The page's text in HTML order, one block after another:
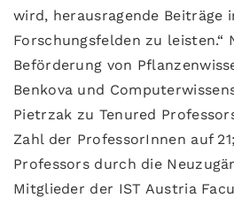
wird, herausragende Beiträge
Forschungsfelden zu leisten.“
Beförderung von
Benkova und
Pietrzak zu Tenured
Zahl der ProfessorInnen auf
Professors durch die
Mitglieder der IST Austria